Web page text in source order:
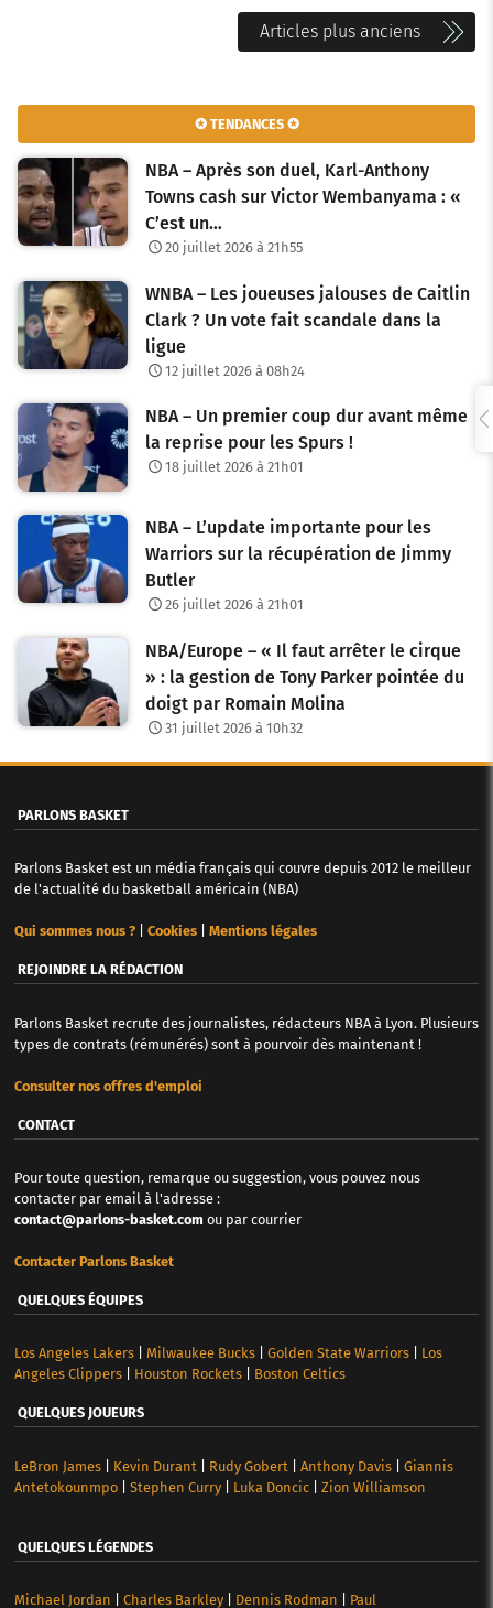
v
i
g
a
i
o
d
e
s
r
c
s
Articles plus anciens
✪ TENDANCES ✪
NBA – Après son duel, Karl-Anthony
Towns cash sur Victor Wembanyama : «
C’est un…
20 juillet 2026 à 21h55
WNBA – Les joueuses jalouses de Caitlin
Clark ? Un vote fait scandale dans la
ligue
12 juillet 2026 à 08h24
NBA – Un premier coup dur avant même
la reprise pour les Spurs !
18 juillet 2026 à 21h01
NBA – L’update importante pour les
Warriors sur la récupération de Jimmy
Butler
26 juillet 2026 à 21h01
NBA/Europe – « Il faut arrêter le cirque
» : la gestion de Tony Parker pointée du
doigt par Romain Molina
31 juillet 2026 à 10h32
PARLONS BASKET
Parlons Basket est un média français qui couvre depuis 2012 le meilleur
de l'actualité du basketball américain (NBA)
Qui sommes nous ?| Cookies| Mentions légales
REJOINDRE LA RÉDACTION
Parlons Basket recrute des journalistes, rédacteurs NBA à Lyon. Plusieurs
types de contrats (rémunérés) sont à pourvoir dès maintenant !
Consulter nos offres d'emploi
CONTACT
Pour toute question, remarque ou suggestion, vous pouvez nous
contacter par email à l'adresse :
contact@parlons-basket.com ou par courrier
Contacter Parlons Basket
QUELQUES ÉQUIPES
Los Angeles Lakers| Milwaukee Bucks| Golden State Warriors| Los
Angeles Clippers| Houston Rockets| Boston Celtics
QUELQUES JOUEURS
LeBron James| Kevin Durant Rudy Gobert Anthony Davis| Giannis
Antetokounmpo| Stephen Curry| Luka Doncic| Zion Williamson
QUELQUES LÉGENDES
Michael Jordan Charles Barkley| Dennis Rodman Paul